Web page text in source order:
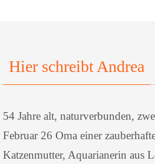
Hier schreibt Andrea
54 Jahre alt, naturverbunden,
Februar 26 Oma einer
Katzenmutter, Aquarianerin aus